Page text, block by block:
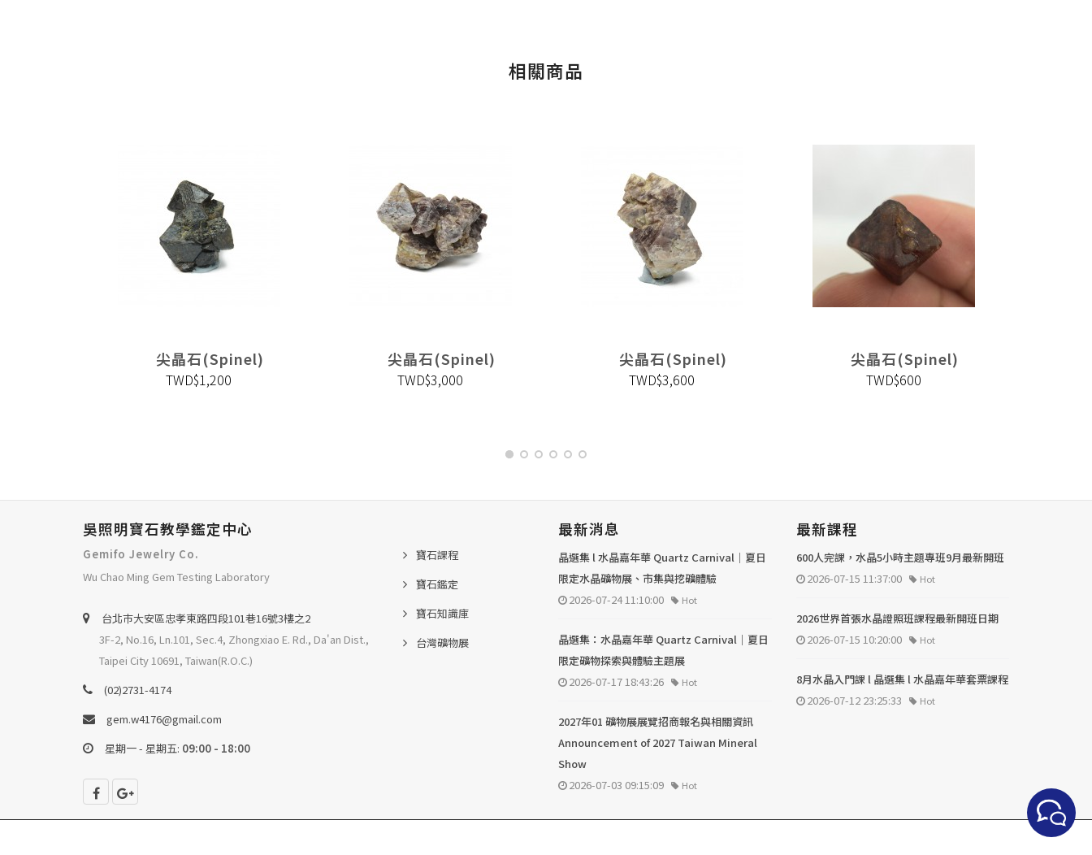
相關商品
尖晶石(Spinel)
TWD$1,200
尖晶石(Spinel)
TWD$3,000
尖晶石(Spinel)
TWD$3,600
尖晶石(Spinel)
TWD$600
吳照明寶石教學鑑定中心
Gemifo Jewelry Co.
Wu Chao Ming Gem Testing Laboratory
台北巿大安區忠孝東路四段101巷16號3樓之2
3F-2, No.16, Ln.101, Sec.4, Zhongxiao E. Rd., Da'an Dist.,
Taipei City 10691, Taiwan(R.O.C.)
(02)2731-4174
gem.w4176@gmail.com
星期一 - 星期五: 09:00 - 18:00
寶石課程
寶石鑑定
寶石知識庫
台灣礦物展
最新消息
晶選集 l 水晶嘉年華 Quartz Carnival｜夏日
限定水晶礦物展、市集與挖礦體驗
2026-07-24 11:10:00
Hot
晶選集：水晶嘉年華 Quartz Carnival｜夏日
限定礦物探索與體驗主題展
2026-07-17 18:43:26
Hot
2027年01 礦物展展覽招商報名與相關資訊
Announcement of 2027 Taiwan Mineral
Show
2026-07-03 09:15:09
Hot
最新課程
600人完課，水晶5小時主題專班9月最新開班
2026-07-15 11:37:00
Hot
2026世界首張水晶證照班課程最新開班日期
2026-07-15 10:20:00
Hot
8月水晶入門課 l 晶選集 l 水晶嘉年華套票課程
2026-07-12 23:25:33
Hot